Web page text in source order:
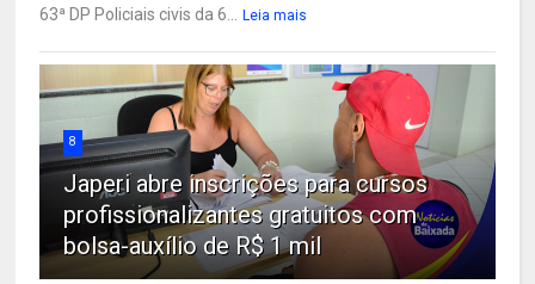
63ª DP Policiais civis da 6...
Leia mais
8
Japeri abre inscrições para cursos
profissionalizantes gratuitos com
bolsa-auxílio de R$ 1 mil